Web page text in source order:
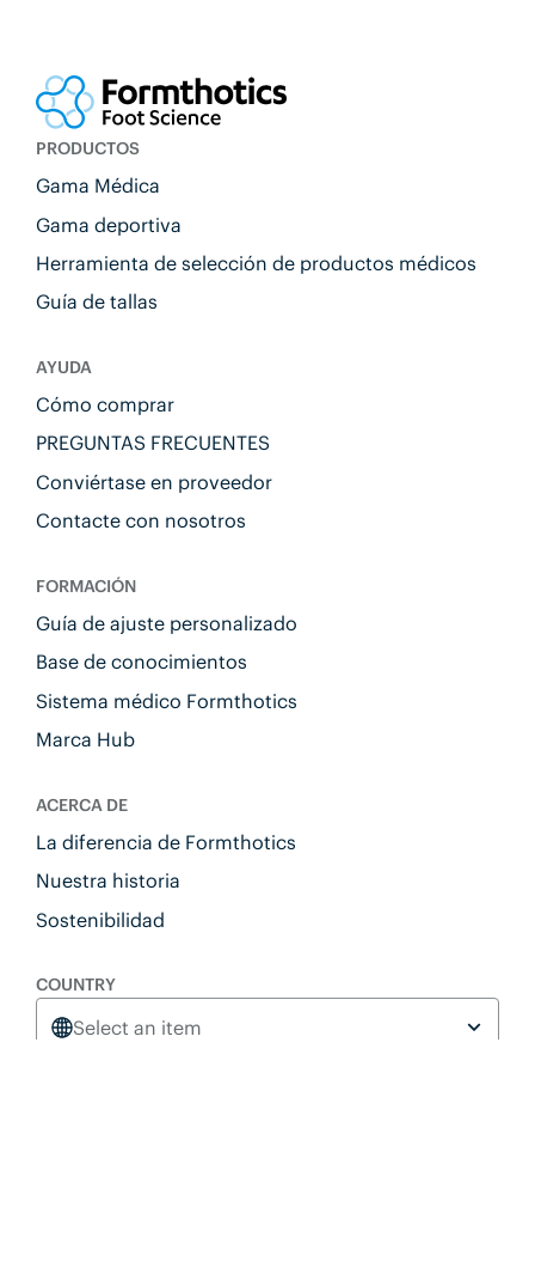
PRODUCTOS
Gama Médica
Gama deportiva
Herramienta de selección de productos médicos
Guía de tallas
AYUDA
Cómo comprar
PREGUNTAS FRECUENTES
Conviértase en proveedor
Contacte con nosotros
FORMACIÓN
Guía de ajuste personalizado
Base de conocimientos
Sistema médico Formthotics
Marca Hub
ACERCA DE
La diferencia de Formthotics
Nuestra historia
Sostenibilidad
COUNTRY
Select an item